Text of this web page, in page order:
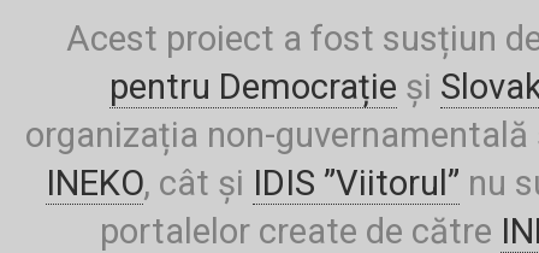
Acest proiect a fost susțiun
pentru Democrație și
organizația non-
INEKO, cât și IDIS ”Viitorul” nu
portalelor create de către